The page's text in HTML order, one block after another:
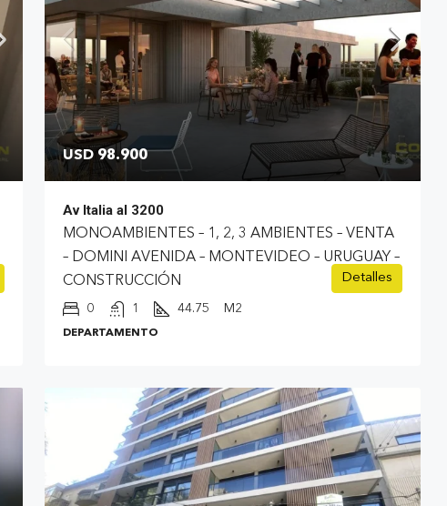
USD 98.900
Av Italia al 3200
MONOAMBIENTES – 1, 2, 3 AMBIENTES – VENTA
– DOMINI AVENIDA – MONTEVIDEO – URUGUAY –
CONSTRUCCIÓN
0 1 44.75 M2
DEPARTAMENTO
Detalles